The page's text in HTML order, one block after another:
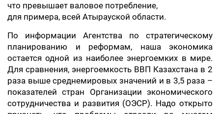
что превышает валовое потребление,
для примера, всей Атырауской области.
По информации Агентства по стратегическому
планированию и реформам, наша экономика
остается одной из наиболее энергоемких в мире.
Для сравнения, энергоемкость ВВП Казахстана в 2
раза выше среднемировых значений и в 3,5 раза –
показателей стран Организации экономического
сотрудничества и развития (ОЭСР). Надо открыто